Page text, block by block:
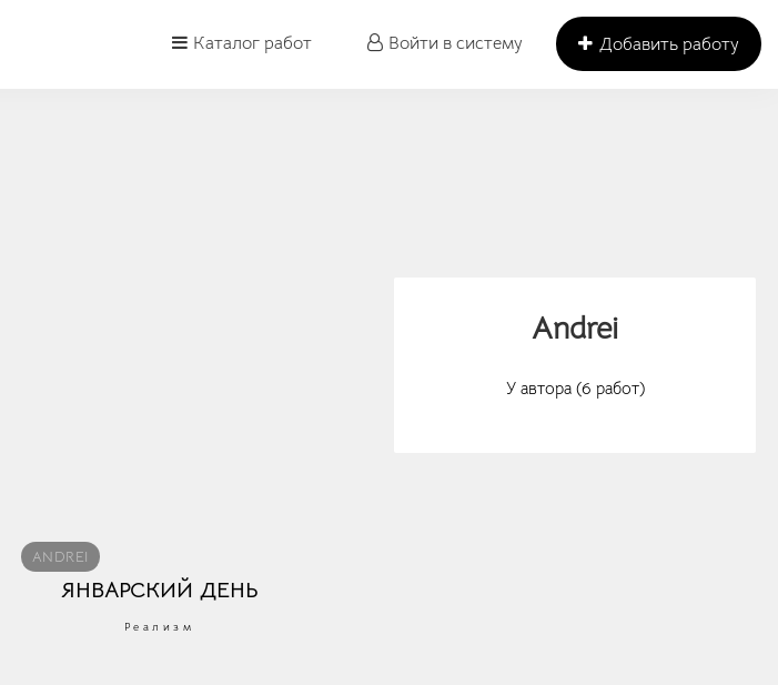
Добавить работу
Каталог работ Войти в систему
ANDREI
ЯНВАРСКИЙ ДЕНЬ
Реализм
Andrei
У автора (6 работ)